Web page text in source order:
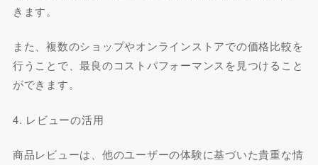
きます。
また、複数のショップやオンラインストアでの価格比較を
行うことで、最良のコストパフォーマンスを見つけること
ができます。
4. レビューの活用
商品レビューは、他のユーザーの体験に基づいた貴重な情